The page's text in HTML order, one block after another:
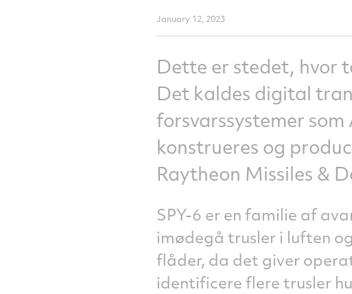
January 12, 2023
Dette er stedet, hvor
Det kaldes digital
forsvarssystemer
konstrueres og
Raytheon Missiles &
SPY-6 er en familie af
imødegå trusler i luften
flåder, da det giver
identificere flere trusler